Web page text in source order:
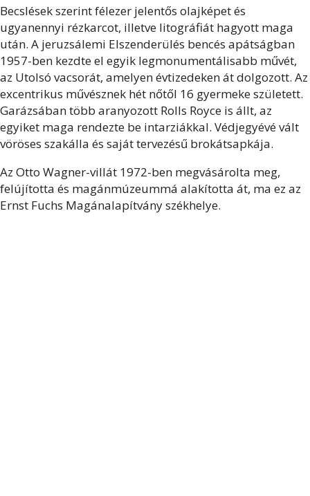
Becslések szerint félezer jelentős olajképet és
ugyanennyi rézkarcot, illetve litográfiát hagyott maga
után. A jeruzsálemi Elszenderülés bencés apátságban
1957-ben kezdte el egyik legmonumentálisabb művét,
az Utolsó vacsorát, amelyen évtizedeken át dolgozott. Az
excentrikus művésznek hét nőtől 16 gyermeke született.
Garázsában több aranyozott Rolls Royce is állt, az
egyiket maga rendezte be intarziákkal. Védjegyévé vált
vöröses szakálla és saját tervezésű brokátsapkája.
Az Otto Wagner-villát 1972-ben megvásárolta meg,
felújította és magánmúzeummá alakította át, ma ez az
Ernst Fuchs Magánalapítvány székhelye.